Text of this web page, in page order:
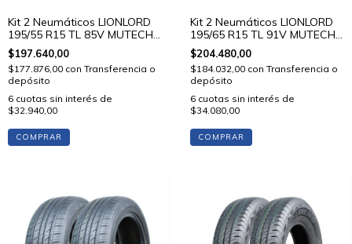
Kit 2 Neumáticos LIONLORD
195/55 R15 TL 85V MUTECH
H02
$197.640,00
$177.876,00 con Transferencia o
depósito
6 cuotas sin interés de
$32.940,00
COMPRAR
Kit 2 Neumáticos LIONLORD
195/65 R15 TL 91V MUTECH
H02
$204.480,00
$184.032,00 con Transferencia o
depósito
6 cuotas sin interés de
$34.080,00
COMPRAR